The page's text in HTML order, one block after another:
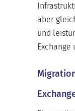
aber
und
Exchange